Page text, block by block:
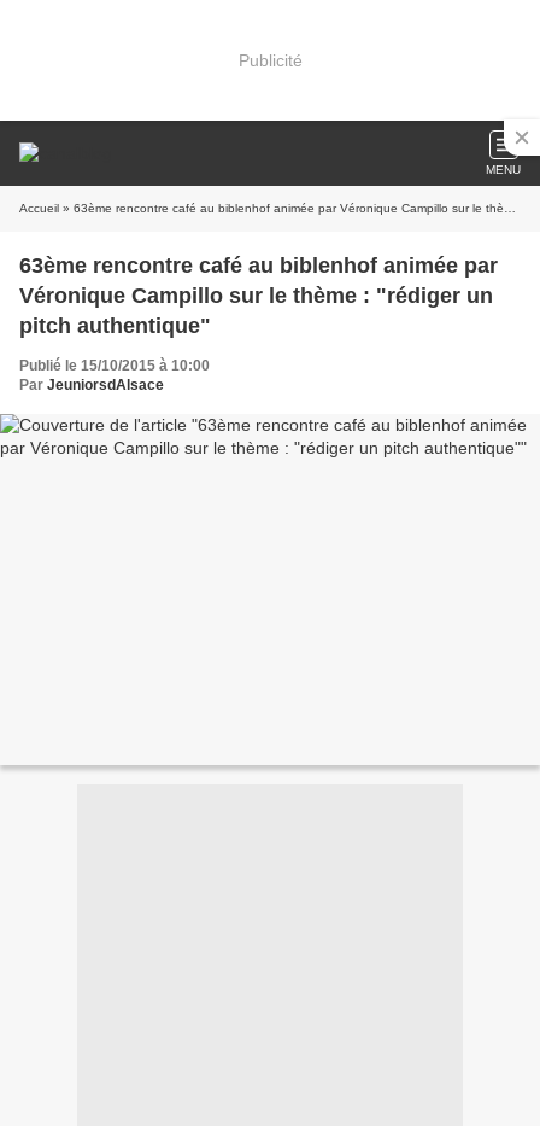
Publicité
MENU
Accueil » 63ème rencontre café au biblenhof animée par Véronique Campillo sur le thème : "rédiger un pitch authentique"
63ème rencontre café au biblenhof animée par
Véronique Campillo sur le thème : "rédiger un
pitch authentique"
Publié le 15/10/2015 à 10:00
Par JeuniorsdAlsace